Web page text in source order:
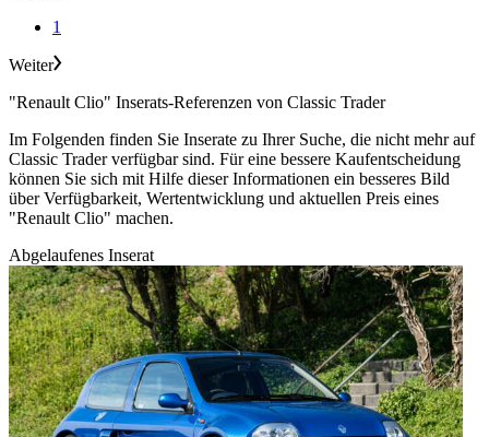
1
Weiter
"Renault Clio" Inserats-Referenzen von Classic Trader
Im Folgenden finden Sie Inserate zu Ihrer Suche, die nicht mehr auf
Classic Trader verfügbar sind. Für eine bessere Kaufentscheidung
können Sie sich mit Hilfe dieser Informationen ein besseres Bild
über Verfügbarkeit, Wertentwicklung und aktuellen Preis eines
"Renault Clio" machen.
Abgelaufenes Inserat